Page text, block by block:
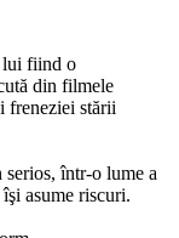
lui fiind o
din filmele
freneziei stării
într-o lume a
asume riscuri.